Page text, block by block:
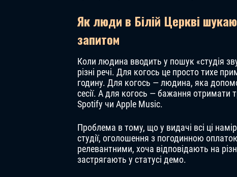
Як люди в Білій Церкві
запитом
Коли людина вводить у пошук «студія
різні речі. Для когось це просто тихе
годину. Для когось — людина, яка
сесії. А для когось — бажання отримати
Spotify чи Apple Music.
Проблема в тому, що у видачі всі ці
студії, оголошення з погодинною
релевантними, хоча відповідають на
застрягають у статусі демо.